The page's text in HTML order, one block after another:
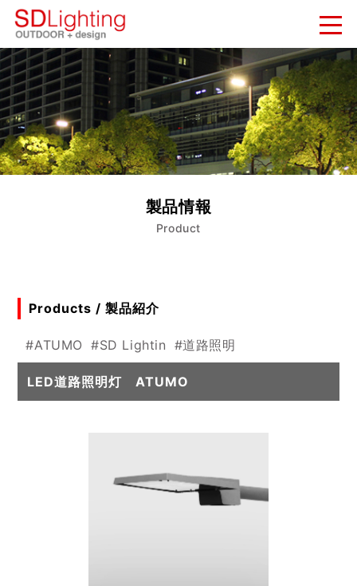
新着情報
NEWS
納入実績
WORKS
会社概要
COMPANY
製品情報
Product
Products / 製品紹介
#ATUMO #SD Lightin #道路照明
LED道路照明灯 ATUMO